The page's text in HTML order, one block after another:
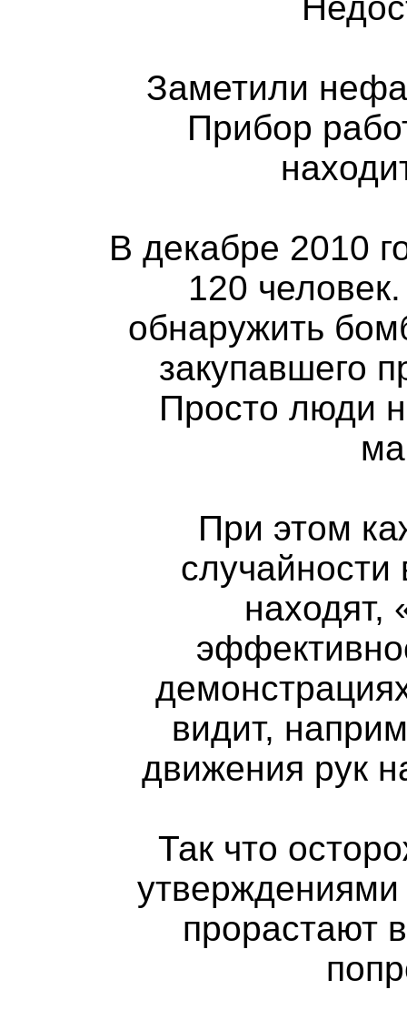
Заметили
Прибор
В декабре 2010
120
обнаружить
закупавшего
Просто люди
При этом
случайности
находят,
видит,
движения рук
Так что
прорастают